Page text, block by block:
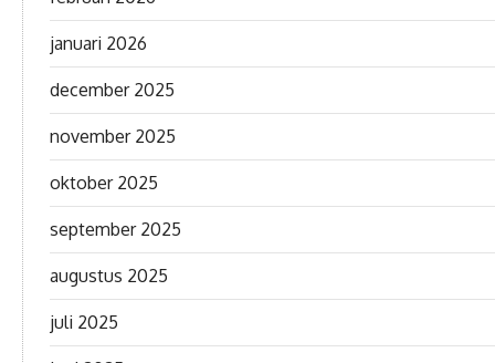
januari 2026
december 2025
november 2025
oktober 2025
september 2025
augustus 2025
juli 2025